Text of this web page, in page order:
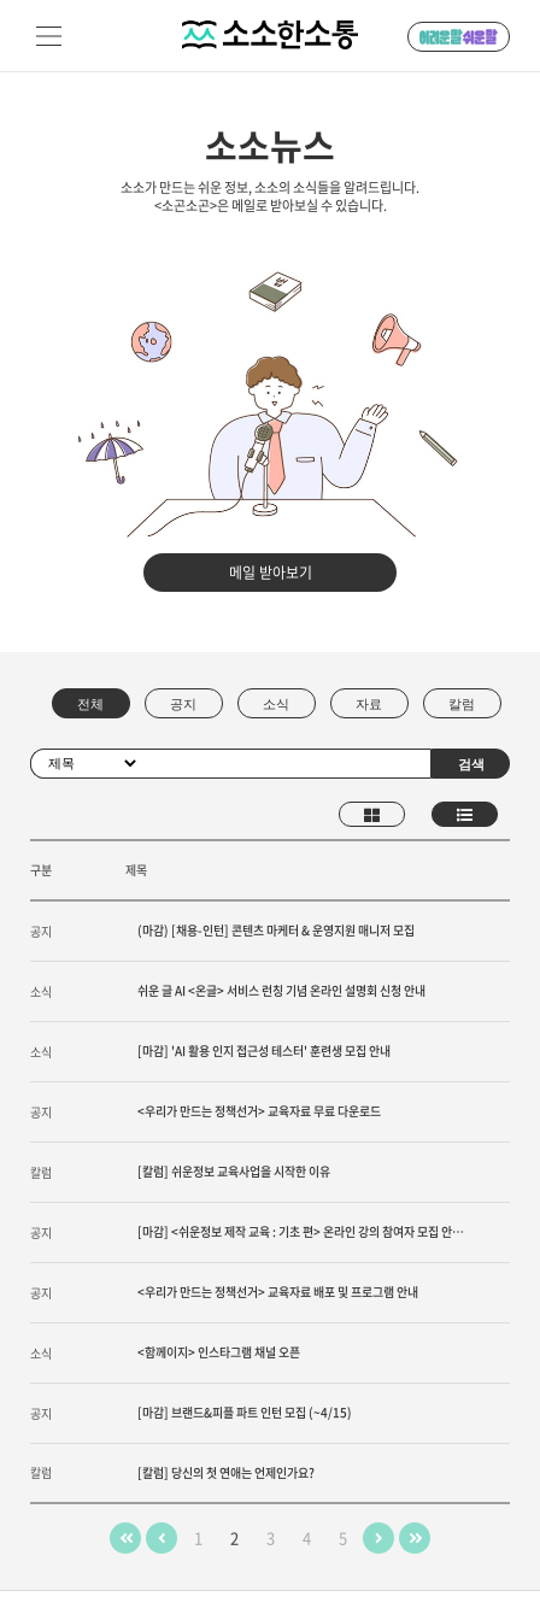
소소뉴스
소소가 만드는 쉬운 정보, 소소의 소식들을 알려드립니다.
<소곤소곤>은 메일로 받아보실 수 있습니다.
메일 받아보기
구분 제목
공지 (마감) [채용-인턴] 콘텐츠 마케터 & 운영지원 매니저 모집
소식 쉬운 글 AI <온글> 서비스 런칭 기념 온라인 설명회 신청 안내
소식 [마감] 'AI 활용 인지 접근성 테스터' 훈련생 모집 안내
공지 <우리가 만드는 정책선거> 교육자료 무료 다운로드
칼럼 [칼럼] 쉬운정보 교육사업을 시작한 이유
공지
[마감] <쉬운정보 제작 교육 : 기초 편> 온라인 강의 참여자 모집 안내
공지 <우리가 만드는 정책선거> 교육자료 배포 및 프로그램 안내
소식 <함께이지> 인스타그램 채널 오픈
공지 [마감] 브랜드&피플 파트 인턴 모집 (~4/15)
칼럼 [칼럼] 당신의 첫 연애는 언제인가요?
1 2 3 4 5